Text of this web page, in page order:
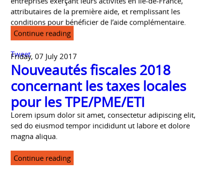
entreprises exerçant leurs activités en Île-de-France,
attributaires de la première aide, et remplissant les
conditions pour bénéficier de l’aide complémentaire.
Continue reading
Tweet
Friday, 07 July 2017
Nouveautés fiscales 2018
concernant les taxes locales
pour les TPE/PME/ETI
Lorem ipsum dolor sit amet, consectetur adipiscing elit,
sed do eiusmod tempor incididunt ut labore et dolore
magna aliqua.